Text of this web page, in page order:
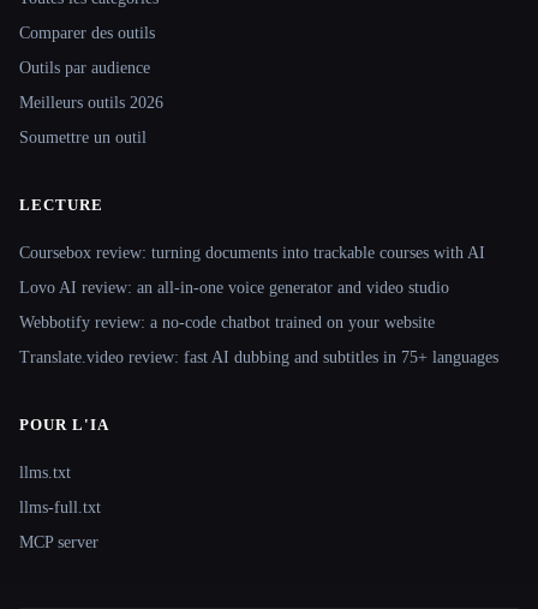
Comparer des outils
Outils par audience
Meilleurs outils 2026
Soumettre un outil
LECTURE
Coursebox review: turning documents into trackable courses with AI
Lovo AI review: an all-in-one voice generator and video studio
Webbotify review: a no-code chatbot trained on your website
Translate.video review: fast AI dubbing and subtitles in 75+ languages
POUR L'IA
llms.txt
llms-full.txt
MCP server